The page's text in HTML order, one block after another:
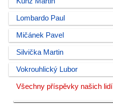
Lombardo Paul
Mičánek Pavel
Silvička Martin
Vokrouhlický Lubor
Všechny příspěvky našich lidí